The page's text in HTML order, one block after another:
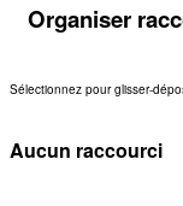
Organiser
Sélectionnez pour glisser-
Aucun raccourci